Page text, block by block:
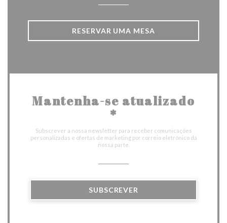
RESERVAR UMA MESA
Mantenha-se atualizado
*
Subscrever a nossa newsletter para receber comunicações
personalizadas e ofertas de marketing por correio eletrónico da
nossa parte.
SUBSCREVER